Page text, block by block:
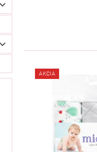
AKCIA